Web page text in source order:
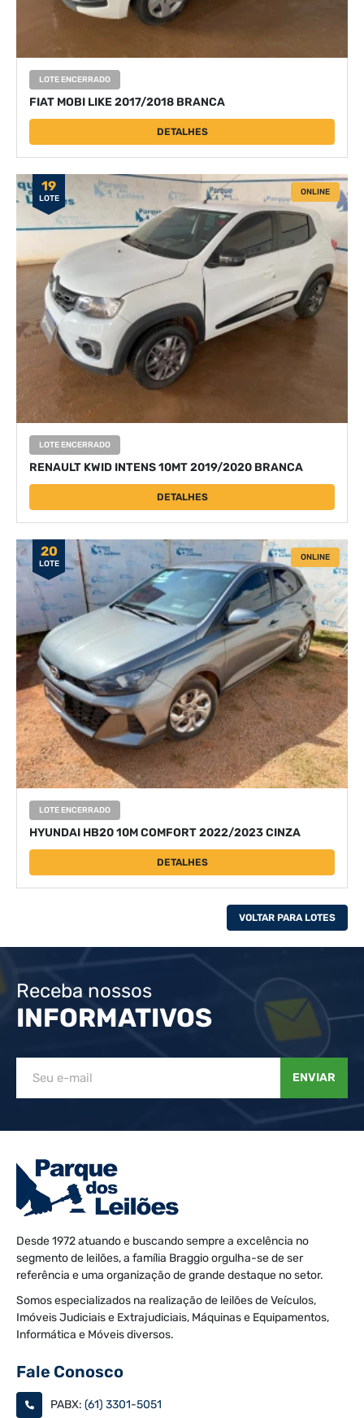
LOTE ENCERRADO
FIAT MOBI LIKE 2017/2018 BRANCA
DETALHES
19
LOTE
ONLINE
LOTE ENCERRADO
RENAULT KWID INTENS 10MT 2019/2020 BRANCA
DETALHES
20
LOTE
ONLINE
LOTE ENCERRADO
HYUNDAI HB20 10M COMFORT 2022/2023 CINZA
DETALHES
VOLTAR PARA LOTES
Receba nossos
INFORMATIVOS
ENVIAR
Desde 1972 atuando e buscando sempre a excelência no
segmento de leilões, a família Braggio orgulha-se de ser
referência e uma organização de grande destaque no setor.
Somos especializados na realização de leilões de Veículos,
Imóveis Judiciais e Extrajudiciais, Máquinas e Equipamentos,
Informática e Móveis diversos.
Fale Conosco
PABX: (61) 3301-5051